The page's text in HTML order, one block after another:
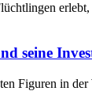
seine
Figuren in